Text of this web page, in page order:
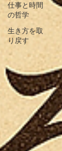
仕事と時間
の哲学
生き方を取
り戻す